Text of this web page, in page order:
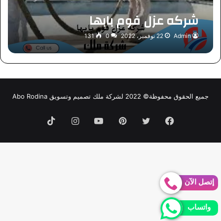
شركه عزل فوم بابها
Admin 22 نوفمبر، 2022 0
131
جميع الحقوق محفوظة© 2022 لشركة ملك تصميم وتسويق Abo Rodina
فيسبوك تويتر بينتيريستيوتيوب انستقرام
إتصل الآن
واتساب